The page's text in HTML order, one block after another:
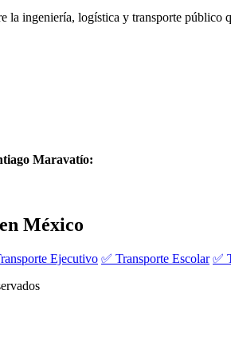
la ingeniería, logística y transporte público
Maravatío:
México
Ejecutivo ✅ Transporte Escolar ✅